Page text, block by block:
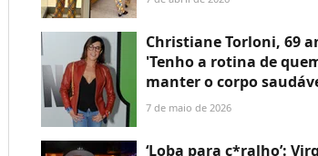
R$ 48 milhões no Cap
especialista imobiliária
analisa a estratégia
Christiane Torloni, 69
'Tenho a rotina de
manter o corpo
Tento me alimentar
física'
7 de maio de 2026
‘Loba para c*ralho’: